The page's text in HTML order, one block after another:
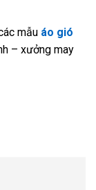
mẫu áo gió
– xưởng may